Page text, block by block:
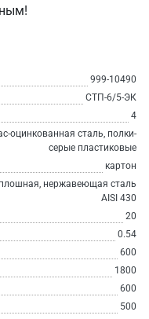
999-10490
СТП-6/5-ЭК
4
оцинкованная сталь, полки-
серые пластиковые
картон
нержавеющая сталь
AISI 430
20
0.54
600
1800
600
500